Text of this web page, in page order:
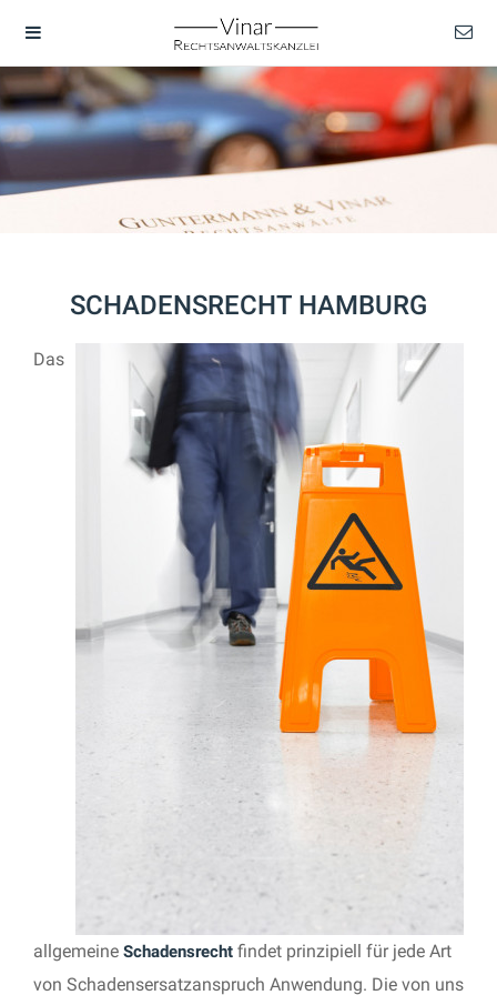
SCHADENSRECHT HAMBURG
Das
allgemeine Schadensrecht findet prinzipiell für jede Art
von Schadensersatzanspruch Anwendung. Die von uns